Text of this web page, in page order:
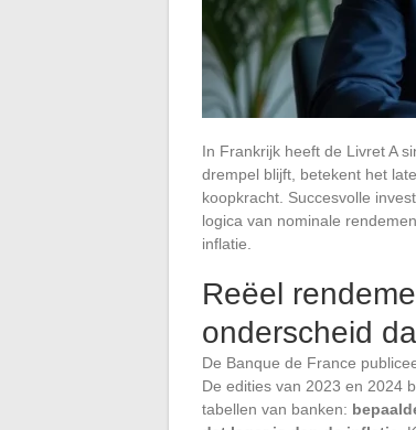
In Frankrijk heeft de Livret A
drempel blijft, betekent het
koopkracht. Succesvolle
logica van nominale
inflatie.
Reëel
onderscheid
De Banque de France
De edities van 2023 en 2024
tabellen van banken: